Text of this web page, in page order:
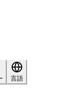
言語